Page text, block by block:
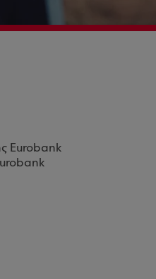
Eurobank